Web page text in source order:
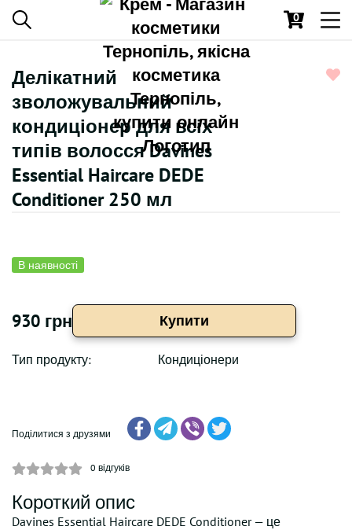
0
Делікатний
зволожувальний
кондиціонер для всіх
типів волосся Davines
Essential Haircare DEDE
Conditioner 250 мл
В наявності
930 грн Купити
Тип продукту: Кондиціонери
Поділитися з друзями
0 відгуків
Короткий опис
Davines Essential Haircare DEDE Conditioner — це